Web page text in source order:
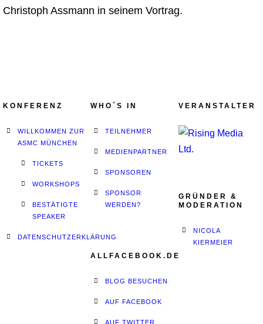
Christoph Assmann in seinem Vortrag.
KONFERENZ
WILLKOMMEN ZUR
ASMC MÜNCHEN
TICKETS
WORKSHOPS
BESTÄTIGTE
SPEAKER
DATENSCHUTZERKLÄRUNG
WHO´S IN
TEILNEHMER
MEDIENPARTNER
SPONSOREN
SPONSOR
WERDEN?
ALLFACEBOOK.DE
BLOG BESUCHEN
AUF FACEBOOK
AUF TWITTER
VERANSTALTER
GRÜNDER &
MODERATION
NICOLA
KIERMEIER